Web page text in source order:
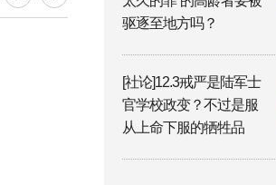
驱逐至地方吗？
[社论]12.3戒严是陆军士
官学校政变？不过是服
从上命下服的牺牲品